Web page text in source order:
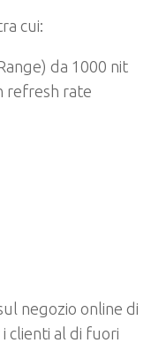
cui:
da 1000 nit
refresh rate
negozio online di
clienti al di fuori